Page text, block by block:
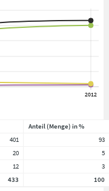
Anteil (Menge) in %
401
93
20
5
12
3
433 100